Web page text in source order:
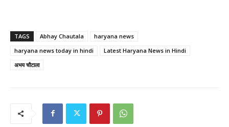
TAGS Abhay Chautala
haryana news
haryana news today in hindi
Latest Haryana News in Hindi
अभय चौटाला